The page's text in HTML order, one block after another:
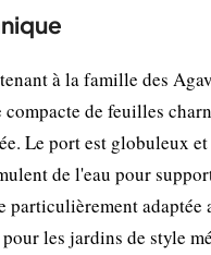
à la famille des
de feuilles
Le port est globuleux
de l'eau pour
adaptée
les jardins de style